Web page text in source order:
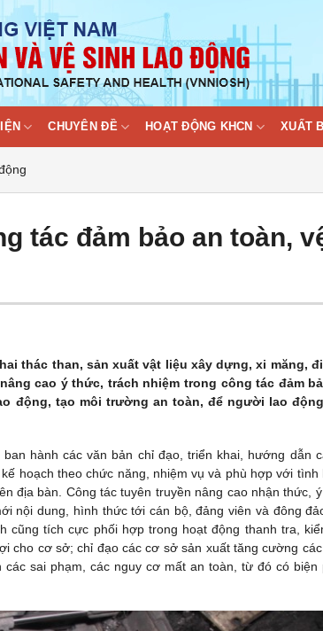
CHUYÊN ĐỀ HOẠT ĐỘNG KHCN XUẤT
tác đảm bảo an toàn,
thác than, sản xuất vật liệu xây dựng, xi măng,
cao ý thức, trách nhiệm trong công tác đảm
động, tạo môi trường an toàn, để người lao
hành các văn bản chỉ đạo, triển khai, hướng dẫn
hoạch theo chức năng, nhiệm vụ và phù hợp với tình
địa bàn. Công tác tuyên truyền nâng cao nhận thức,
nội dung, hình thức tới cán bộ, đảng viên và đông
cũng tích cực phối hợp trong hoạt động thanh tra,
cho cơ sở; chỉ đạo các cơ sở sản xuất tăng cường
sai phạm, các nguy cơ mất an toàn, từ đó có biện